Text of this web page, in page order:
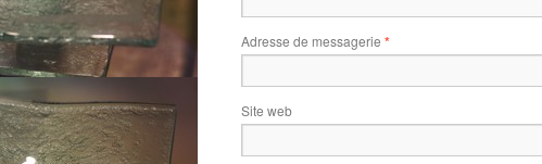
Adresse de messagerie *
Site web